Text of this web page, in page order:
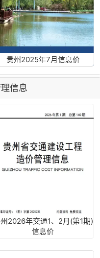
贵州2025年7月信息价
信息
2026年交通1、2月(第1期)
信息价